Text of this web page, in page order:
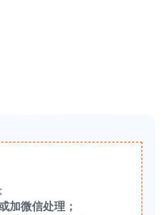
加微信处理；